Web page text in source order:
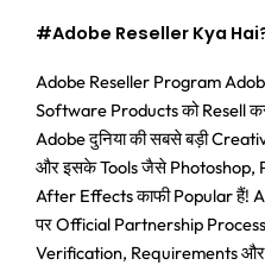
#Adobe Reseller Kya
Adobe Reseller Program
Software Products को Resell
Adobe दुनिया की सबसे बड़ी
और इसके Tools जैसे Photoshop,
After Effects काफी Popular हैं!
पर Official Partnership
Verification, Requirements और